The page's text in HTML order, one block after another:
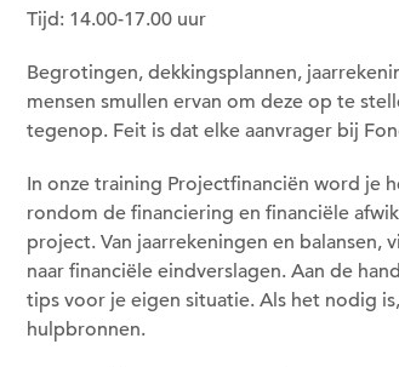
Tijd: 14.00-17.00 uur
Begrotingen, dekkingsplannen,
mensen smullen ervan om deze op te
tegenop. Feit is dat elke aanvrager bij
In onze training Projectfinanciën word je
rondom de financiering en financiële
project. Van jaarrekeningen en balansen,
naar financiële eindverslagen. Aan de
tips voor je eigen situatie. Als het nodig
hulpbronnen.